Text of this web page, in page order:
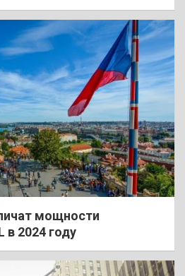
мощности
в 2024 году